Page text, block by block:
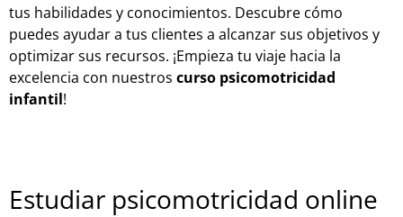
tus habilidades y conocimientos. Descubre cómo
puedes ayudar a tus clientes a alcanzar sus objetivos y
optimizar sus recursos. ¡Empieza tu viaje hacia la
excelencia con nuestros curso psicomotricidad
infantil!
Estudiar psicomotricidad online